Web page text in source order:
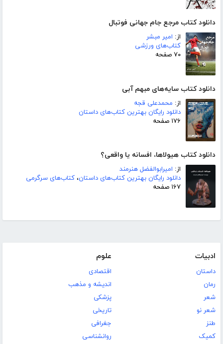
دانلود کتاب مرجع جام جهانی فوتبال
از: امیر مبشر
کتاب‌های ورزشی
۷۰ صفحه
دانلود کتاب سایه‌های مبهم آبی
از: محمدعلی قجه
دانلود رایگان بهترین کتاب‌های داستان
۱۷۶ صفحه
دانلود کتاب هیولاها، افسانه یا واقعی؟
از: امیرابوالفضل هنرمند
دانلود رایگان بهترین کتاب‌های داستان، کتاب‌های سرگرمی
۱۶۷ صفحه
ادبیات
داستان
رمان
شعر
شعر نو
طنز
کمیک
علوم
اقتصادی
اندیشه و مذهب
پزشکی
تاریخی
جغرافی
روانشناسی